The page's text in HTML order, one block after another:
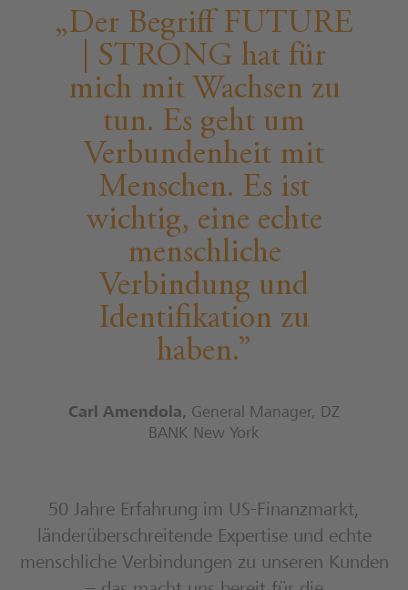
Der Begriff FUTURE
| STRONG hat für
mich mit Wachsen zu
tun. Es geht um
Verbundenheit mit
Menschen. Es ist
wichtig, eine echte
menschliche
Verbindung und
Identifikation zu
haben.
Carl Amendola, General Manager, DZ
BANK New York
50 Jahre Erfahrung im US-Finanzmarkt,
länderüberschreitende Expertise und echte
menschliche Verbindungen zu unseren Kunden